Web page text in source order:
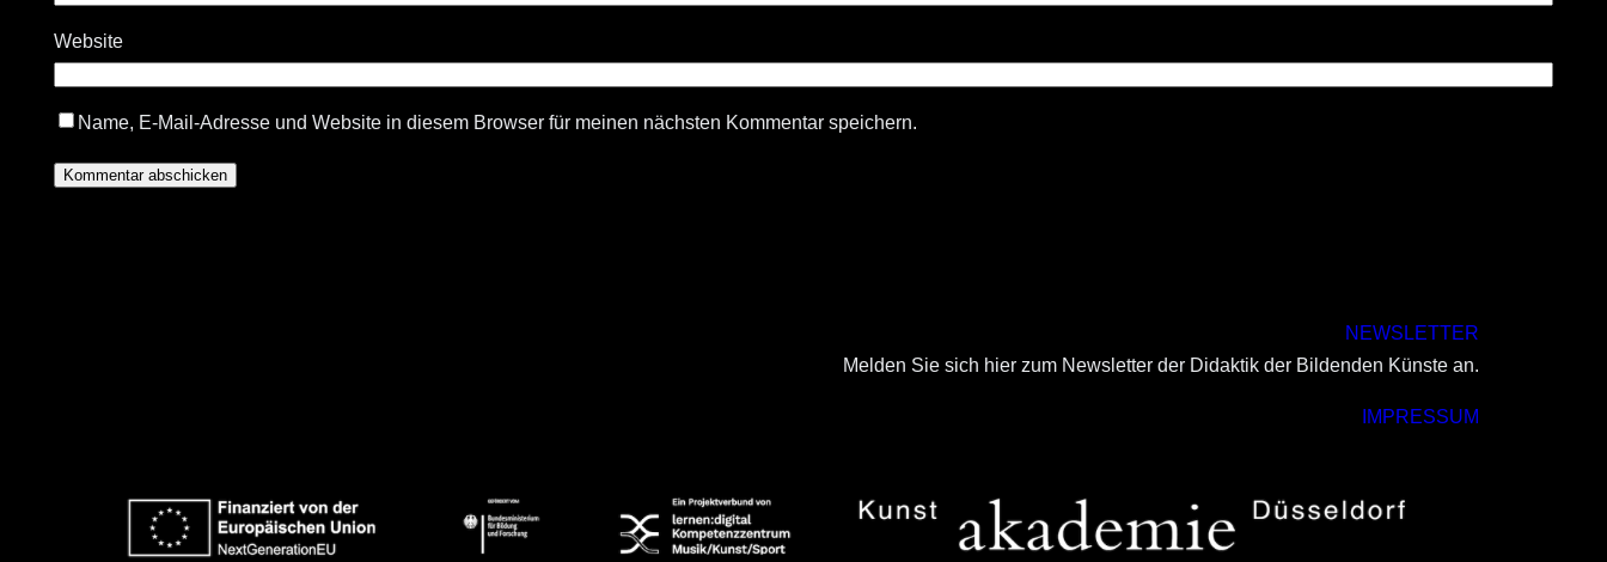
Website
Name, E-Mail-Adresse und Website in diesem Browser für meinen nächsten Kommentar speichern.
NEWSLETTER
Melden Sie sich hier zum Newsletter der Didaktik der Bildenden Künste an.
IMPRESSUM